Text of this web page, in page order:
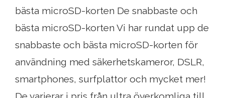
bästa microSD-korten De snabbaste och
bästa microSD-korten Vi har rundat upp de
snabbaste och bästa microSD-korten för
användning med säkerhetskameror, DSLR,
smartphones, surfplattor och mycket mer!